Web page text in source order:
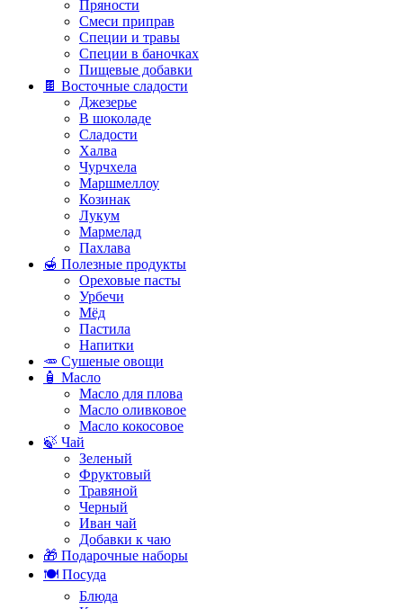
Пряности
Смеси приправ
Специи и травы
Специи в баночках
Пищевые добавки
🍫 Восточные сладости
Джезерье
В шоколаде
Сладости
Халва
Чурчхела
Маршмеллоу
Козинак
Лукум
Мармелад
Пахлава
🍯 Полезные продукты
Ореховые пасты
Урбечи
Мёд
Пастила
Напитки
🥕 Сушеные овощи
🧴 Масло
Масло для плова
Масло оливковое
Масло кокосовое
🍃 Чай
Зеленый
Фруктовый
Травяной
Черный
Иван чай
Добавки к чаю
🎁 Подарочные наборы
🍽️ Посуда
Блюда